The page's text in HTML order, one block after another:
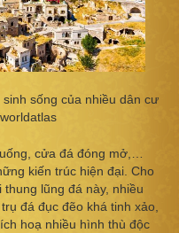
sống của nhiều dân cư
cửa đá đóng mở,…
kiến trúc hiện đại. Cho
lũng đá này, nhiều
đá đục đẽo khá tinh xảo,
hoạ nhiều hình thù độc